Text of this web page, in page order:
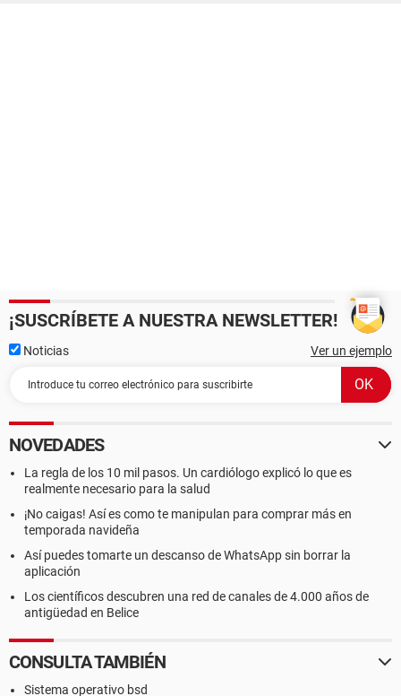
¡SUSCRÍBETE A NUESTRA NEWSLETTER!
Noticias Ver un ejemplo
NOVEDADES
La regla de los 10 mil pasos. Un cardiólogo explicó lo que es
realmente necesario para la salud
¡No caigas! Así es como te manipulan para comprar más en
temporada navideña
Así puedes tomarte un descanso de WhatsApp sin borrar la
aplicación
Los científicos descubren una red de canales de 4.000 años de
antigüedad en Belice
CONSULTA TAMBIÉN
Sistema operativo bsd